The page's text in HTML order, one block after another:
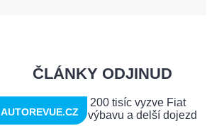
ČLÁNKY ODJINUD
AUTOREVUE.CZ